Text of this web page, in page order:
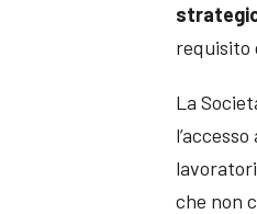
requisito
La
che non